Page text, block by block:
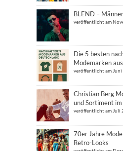
BLEND –
veröffentlicht am
Die 5 besten
Modemarken
veröffentlicht am Juni
Christian Berg
und Sortiment
veröffentlicht am Juli
70er Jahre
Retro-Looks